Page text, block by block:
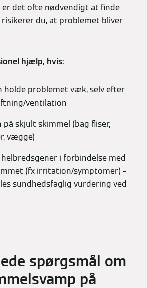
det ofte nødvendigt at finde
du, at problemet bliver
hjælp, hvis:
holde problemet væk, selv efter
ventilation
skjult skimmel (bag fliser,
vægge)
i forbindelse med
(fx irritation/symptomer) –
sundhedsfaglig vurdering ved
spørgsmål om
på